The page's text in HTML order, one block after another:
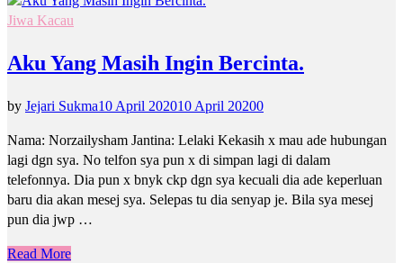
Jiwa Kacau
Aku Yang Masih Ingin Bercinta.
by Jejari Sukma10 April 202010 April 20200
Nama: Norzailysham Jantina: Lelaki Kekasih x mau ade hubungan
lagi dgn sya. No telfon sya pun x di simpan lagi di dalam
telefonnya. Dia pun x bnyk ckp dgn sya kecuali dia ade keperluan
baru dia akan mesej sya. Selepas tu dia senyap je. Bila sya mesej
pun dia jwp …
Read More